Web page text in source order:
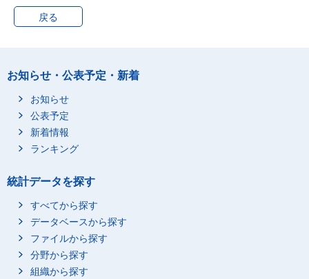
戻る
お知らせ・公表予定・新着
お知らせ
公表予定
新着情報
ランキング
統計データを探す
すべてから探す
データベースから探す
ファイルから探す
分野から探す
組織から探す